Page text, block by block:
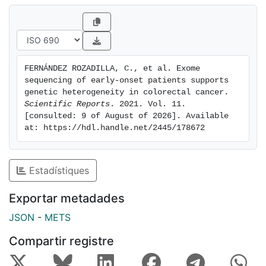
heterogeneity. Further, larger and robust studies are
thus needed to unravel the genetics behind early-
onset CRC development, coupled with novel functional
analyses and omic approaches that may offer
complementary insight.
FERNÁNDEZ ROZADILLA, C., et al. Exome
sequencing of early-onset patients supports
Scientific Reports . 2021. Vol. 11.
[consulted: 9 of August of 2026]. Available
at: https://hdl.handle.net/2445/178672
Estadístiques
Exportar metadades
JSON - METS
Compartir registre